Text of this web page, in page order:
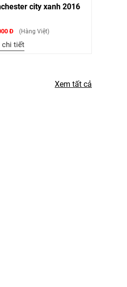
city xanh 2016
Đ (Hàng Việt)
chi tiết
Xem tất cả